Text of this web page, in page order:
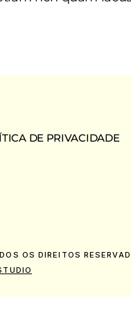
DE PRIVACIDADE
OS DIREITOS